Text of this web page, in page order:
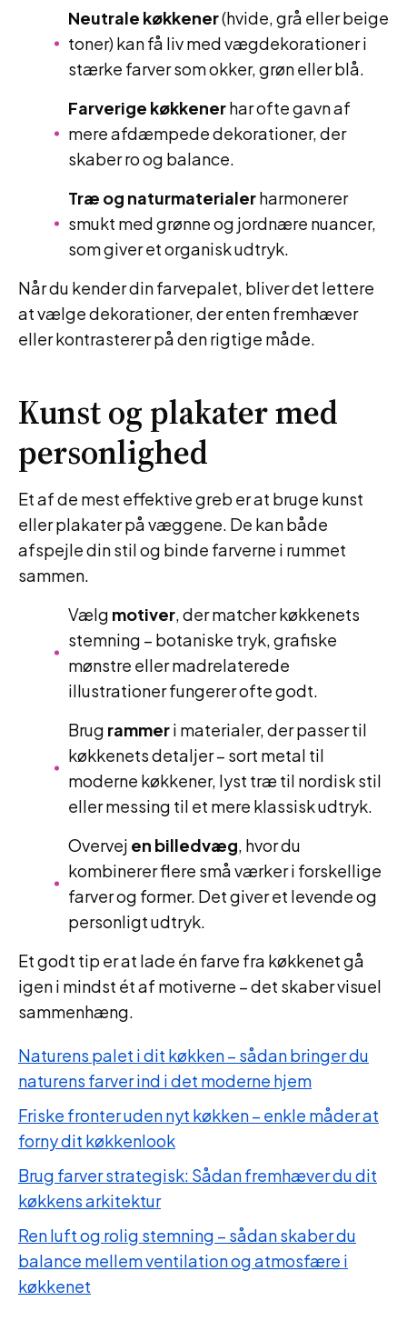
Neutrale køkkener(hvide, grå eller beige
toner) kan få liv med vægdekorationer i
stærke farver som okker, grøn eller blå.
Farverige køkkenerhar ofte gavn af
mere afdæmpede dekorationer, der
skaber ro og balance.
Træ og naturmaterialerharmonerer
smukt med grønne og jordnære nuancer,
som giver et organisk udtryk.
Når du kender din farvepalet, bliver det lettere
at vælge dekorationer, der enten fremhæver
eller kontrasterer på den rigtige måde.
Kunst og plakater med
personlighed
Et af de mest effektive greb er at bruge kunst
eller plakater på væggene. De kan både
afspejle din stil og binde farverne i rummet
sammen.
Vælg motiver, der matcher køkkenets
stemning – botaniske tryk, grafiske
mønstre eller madrelaterede
illustrationer fungerer ofte godt.
Brug rammeri materialer, der passer til
køkkenets detaljer – sort metal til
moderne køkkener, lyst træ til nordisk stil
eller messing til et mere klassisk udtryk.
Overvej en billedvæg, hvor du
kombinerer flere små værker i forskellige
farver og former. Det giver et levende og
personligt udtryk.
Et godt tip er at lade én farve fra køkkenet gå
igen i mindst ét af motiverne – det skaber visuel
sammenhæng.
Naturens palet i dit køkken – sådan bringer du
naturens farver ind i det moderne hjem
Friske fronter uden nyt køkken – enkle måder at
forny dit køkkenlook
Brug farver strategisk: Sådan fremhæver du dit
køkkens arkitektur
Ren luft og rolig stemning – sådan skaber du
balance mellem ventilation og atmosfære i
køkkenet